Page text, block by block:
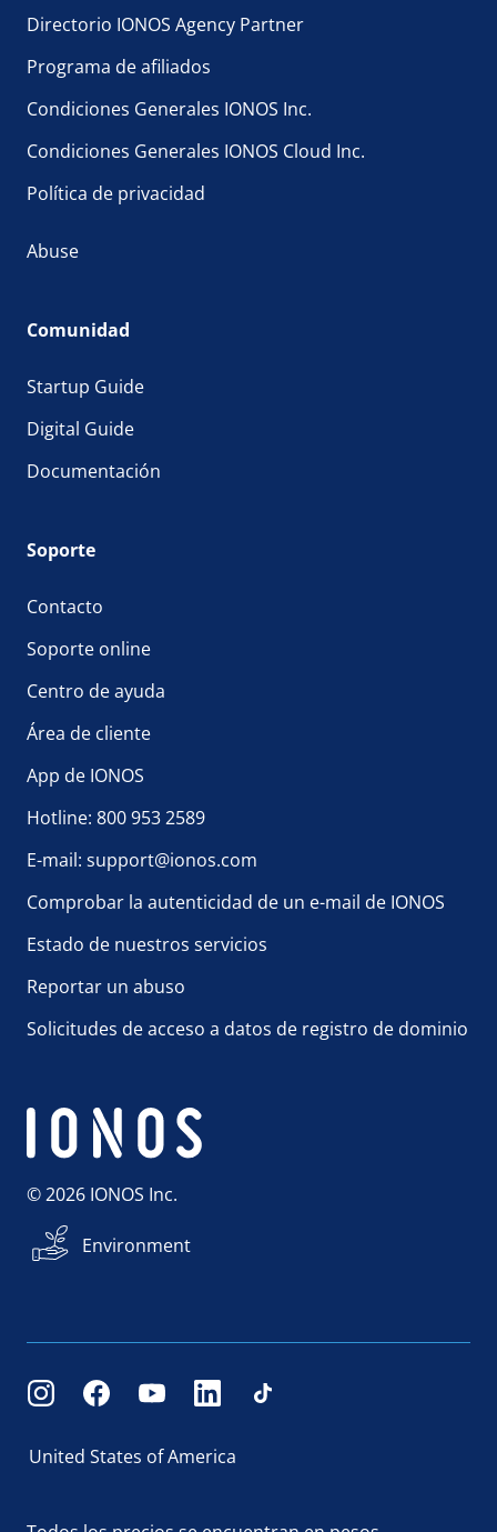
Directorio IONOS Agency Partner
Programa de afiliados
Condiciones Generales IONOS Inc.
Condiciones Generales IONOS Cloud Inc.
Política de privacidad
Abuse
Comunidad
Startup Guide
Digital Guide
Documentación
Soporte
Contacto
Soporte online
Centro de ayuda
Área de cliente
App de IONOS
Hotline: 800 953 2589
E-mail: support@ionos.com
Comprobar la autenticidad de un e-mail de IONOS
Estado de nuestros servicios
Reportar un abuso
Solicitudes de acceso a datos de registro de dominio
© 2026 IONOS Inc.
Environment
United States of America